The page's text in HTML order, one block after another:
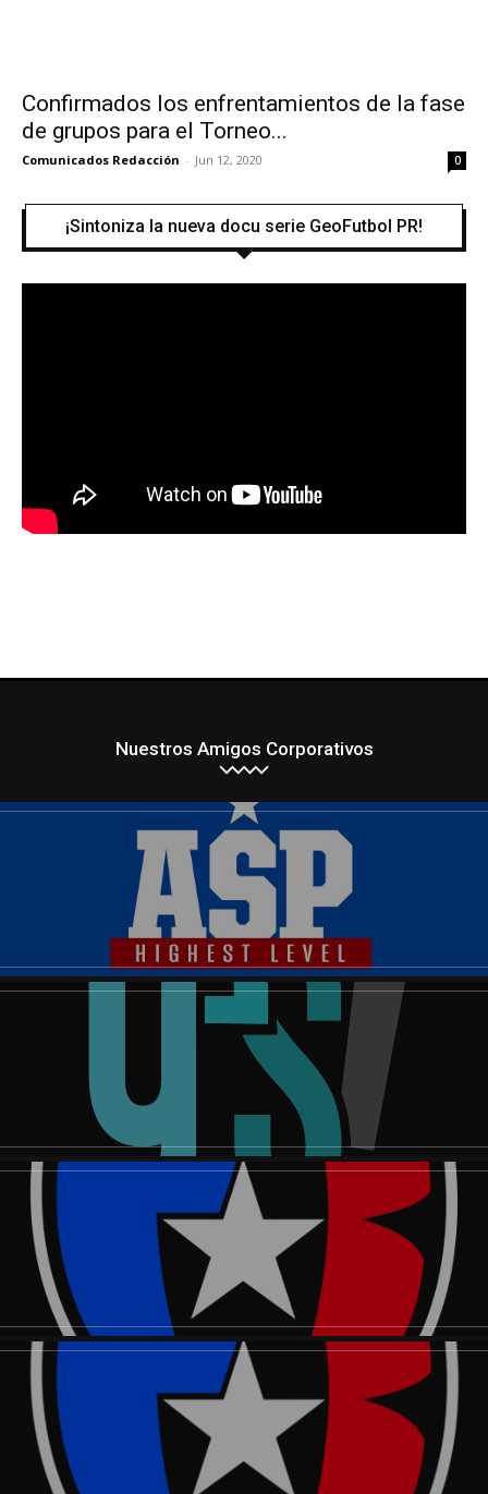
Confirmados los enfrentamientos de la fase
de grupos para el Torneo...
Comunicados Redacción - Jun 12, 2020 0
¡Sintoniza la nueva docu serie GeoFutbol PR!
Nuestros Amigos Corporativos